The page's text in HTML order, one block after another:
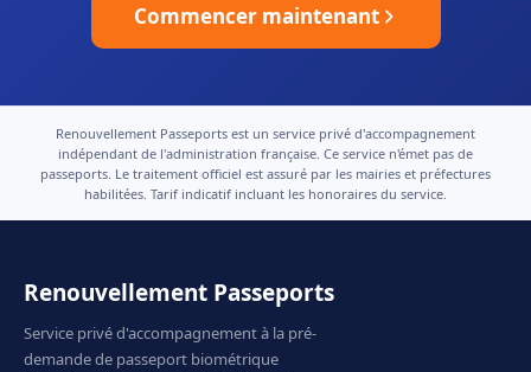
Commencer maintenant
Renouvellement Passeports est un service privé d'accompagnement
indépendant de l'administration française. Ce service n'émet pas de
passeports. Le traitement officiel est assuré par les mairies et préfectures
habilitées. Tarif indicatif incluant les honoraires du service.
Renouvellement Passeports
Service privé d'accompagnement à la pré-
demande de passeport biométrique